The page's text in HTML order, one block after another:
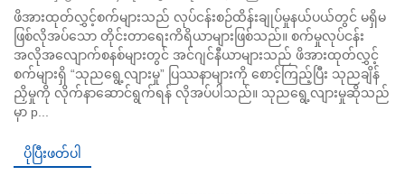
ဖိအားထုတ်လွှင့်စက်များသည် လုပ်ငန်းစဉ်ထိန်းချုပ်မှုနယ်ပယ်တွင် မရှိမ
ဖြစ်လိုအပ်သော တိုင်းတာရေးကိရိယာများဖြစ်သည်။ စက်မှုလုပ်ငန်း
အလိုအလျောက်စနစ်များတွင် အင်ဂျင်နီယာများသည် ဖိအားထုတ်လွှင့်
စက်များရှိ “သုညရွေ့လျားမှု” ပြဿနာများကို စောင့်ကြည့်ပြီး သုညချိန်
ညှိမှုကို လိုက်နာဆောင်ရွက်ရန် လိုအပ်ပါသည်။ သုညရွေ့လျားမှုဆိုသည်
မှာ p...
ပိုပြီးဖတ်ပါ